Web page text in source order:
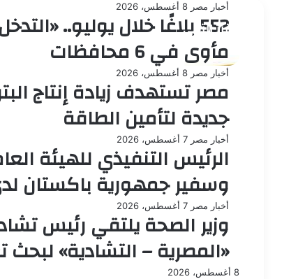
أقرأ التالي
أخبار مصر 8 أغسطس، 2026
552 بلاغًا خلال يوليو..
مأوى في 6 محافظات
أخبار مصر 8 أغسطس، 2026
مصر تستهدف زيادة إنتاج
جديدة لتأمين الطاقة
أخبار مصر 7 أغسطس، 2026
الرئيس التنفيذي للهيئة
وسفير جمهورية باكستان
أخبار مصر 7 أغسطس، 2026
وزير الصحة يلتقي رئيس
«المصرية – التشادية» لبحث
8 أغسطس، 2026